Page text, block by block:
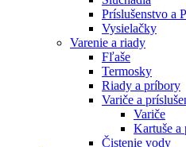
Príslušenstvo a
Vysielačky
Varenie a riady
Fľaše
Termosky
Riady a príbory
Variče a
Variče
Kartuše a
Čistenie vody